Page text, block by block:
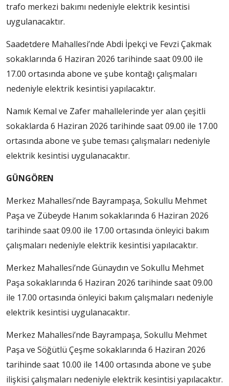
trafo merkezi bakımı nedeniyle elektrik kesintisi
uygulanacaktır.
Saadetdere Mahallesi’nde Abdi İpekçi ve Fevzi Çakmak
sokaklarında 6 Haziran 2026 tarihinde saat 09.00 ile
17.00 ortasında abone ve şube kontağı çalışmaları
nedeniyle elektrik kesintisi yapılacaktır.
Namık Kemal ve Zafer mahallelerinde yer alan çeşitli
sokaklarda 6 Haziran 2026 tarihinde saat 09.00 ile 17.00
ortasında abone ve şube teması çalışmaları nedeniyle
elektrik kesintisi uygulanacaktır.
GÜNGÖREN
Merkez Mahallesi’nde Bayrampaşa, Sokullu Mehmet
Paşa ve Zübeyde Hanım sokaklarında 6 Haziran 2026
tarihinde saat 09.00 ile 17.00 ortasında önleyici bakım
çalışmaları nedeniyle elektrik kesintisi yapılacaktır.
Merkez Mahallesi’nde Günaydın ve Sokullu Mehmet
Paşa sokaklarında 6 Haziran 2026 tarihinde saat 09.00
ile 17.00 ortasında önleyici bakım çalışmaları nedeniyle
elektrik kesintisi uygulanacaktır.
Merkez Mahallesi’nde Bayrampaşa, Sokullu Mehmet
Paşa ve Söğütlü Çeşme sokaklarında 6 Haziran 2026
tarihinde saat 10.00 ile 14.00 ortasında abone ve şube
ilişkisi çalışmaları nedeniyle elektrik kesintisi yapılacaktır.